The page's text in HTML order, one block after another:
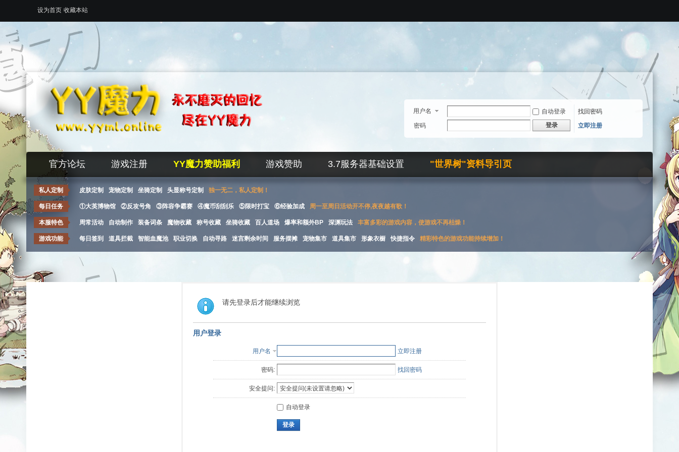
设为首页 收藏本站
用户名 自动登录
找回密码
密码
登录 立即注册
官方论坛 游戏注册 YY魔力赞助福利 游戏赞助 3.7服务器基础设置 "世界树"资料导引页
私人定制 皮肤定制 宠物定制 坐骑定制 头显称号定制 独一无二，私人定制！
每日任务 ①大英博物馆 ②反攻号角 ③阵容争霸赛 ④魔币刮刮乐 ⑤限时打宝 ⑥经验加成 周一至周日活动开不停,夜夜越有歌！
本服特色 周常活动 自动制作 装备词条 魔物收藏 称号收藏 坐骑收藏 百人道场 爆率和额外BP 深渊玩法 丰富多彩的游戏内容，使游戏不再枯燥！
游戏功能 每日签到 道具拦截 智能血魔池 职业切换 自动寻路 迷宫剩余时间 服务摆摊 宠物集市 道具集市 形象衣橱 快捷指令 精彩特色的游戏功能持续增加！
请先登录后才能继续浏览
用户登录
用户名 立即注册
密码: 找回密码
安全提问:
自动登录
登录